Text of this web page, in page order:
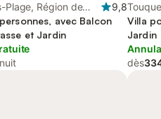
Plage, Région de
9,8
avec Balcon
et Jardin
Villa
Jardin
dès